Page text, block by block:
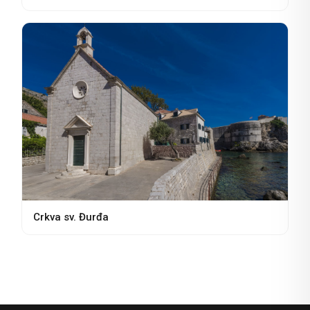
Crkva sv. Đurđa